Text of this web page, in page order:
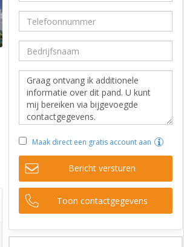
Maak direct een gratis account aan
Bericht versturen
Toon contactgegevens